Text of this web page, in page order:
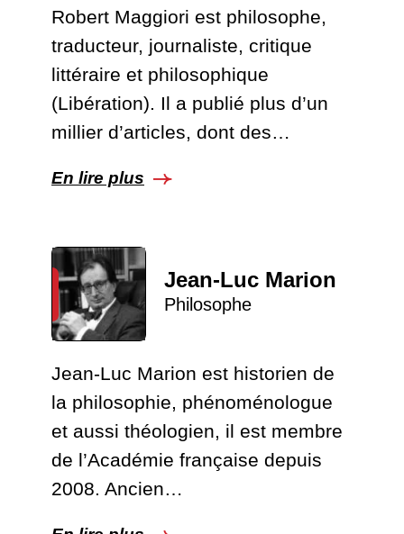
Robert Maggiori est philosophe,
traducteur, journaliste, critique
littéraire et philosophique
(Libération). Il a publié plus d’un
millier d’articles, dont des…
En lire plus
Jean-Luc Marion
Philosophe
Jean-Luc Marion est historien de
la philosophie, phénoménologue
et aussi théologien, il est membre
de l’Académie française depuis
2008. Ancien…